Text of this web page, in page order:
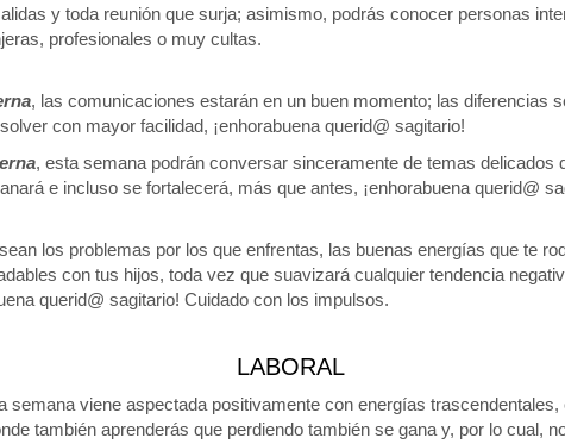
y toda reunión que surja; asimismo, podrás conocer personas
profesionales o muy cultas.
, las comunicaciones estarán en un buen momento; las diferencias
con mayor facilidad, ¡enhorabuena querid@ sagitario!
, esta semana podrán conversar sinceramente de temas delicados
e incluso se fortalecerá, más que antes, ¡enhorabuena querid@
los problemas por los que enfrentas, las buenas energías que te
con tus hijos, toda vez que suavizará cualquier tendencia
querid@ sagitario! Cuidado con los impulsos.
LABORAL
semana viene aspectada positivamente con energías trascendentales,
también aprenderás que perdiendo también se gana y, por lo cual,